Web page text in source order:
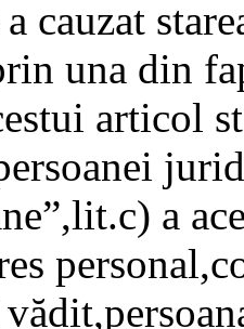
cauzat
una din
articol
a